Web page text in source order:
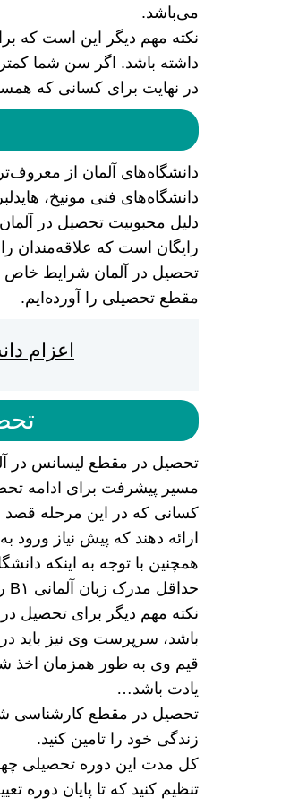
می‌باشد.
داشته باشد. اگر سن شما کمتر از ۱۸ سال باشد، ارائه رضایت والدین
در نهایت برای کسانی که
دانشگاه‌های آلمان از
دانشگاه‌های فنی مونیخ،
دلیل محبوبیت تحصیل در
رایگان است که علاقه‌مندان
تحصیل در آلمان شرایط خاص
مقطع تحصیلی را آورده‌ایم.
اعزام
تحصیل در مقطع لیسانس در
مسیر پیشرفت برای ادامه
ارائه دهند که پیش نیاز ورود
همچنین با توجه به اینکه
حداقل مدرک زبان آلمانی B۱ را داشته باشند تا بتوانند در دانشگاه ثبت نام کنند.
باشد، سرپرست وی نیز باید
قیم وی به طور همزمان اخذ
یادت باشد…
تحصیل در مقطع کارشناسی
زندگی خود را تامین کنید.
کل مدت این دوره تحصیلی
تنظیم کنید که تا پایان دوره